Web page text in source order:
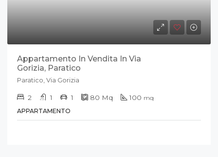
Appartamento In Vendita In Via
Gorizia, Paratico
Paratico, Via Gorizia
2 1 1 80 Mq 100 mq
APPARTAMENTO